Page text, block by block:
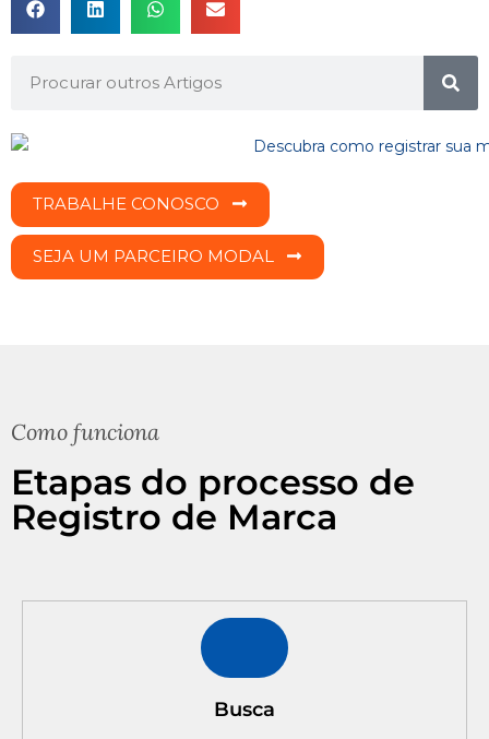
TRABALHE CONOSCO
SEJA UM PARCEIRO MODAL
Como funciona
Etapas do processo de
Registro de Marca
Busca